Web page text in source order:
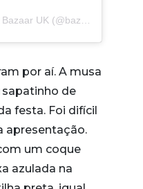
UK (@bazaaruk) on
por aí. A musa
sapatinho de
festa. Foi difícil
apresentação.
um coque
azulada na